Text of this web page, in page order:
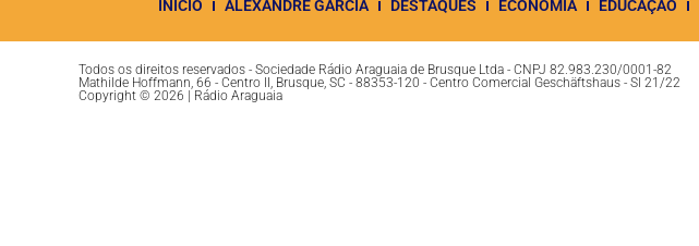
INÍCIO ALEXANDRE GARCIA DESTAQUES ECONOMIA EDUCAÇÃO
Todos os direitos reservados - Sociedade Rádio Araguaia de Brusque Ltda - CNPJ 82.983.230/0001-82
Mathilde Hoffmann, 66 - Centro II, Brusque, SC - 88353-120 - Centro Comercial Geschäftshaus - Sl 21/22
Copyright © 2026 | Rádio Araguaia